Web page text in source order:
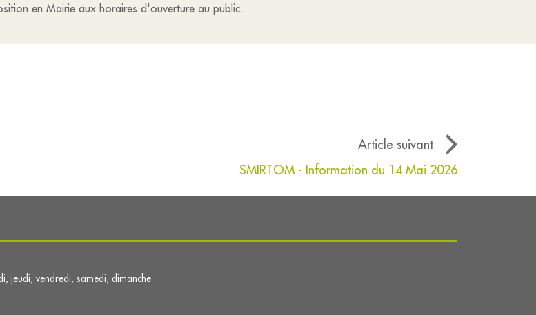
en Mairie aux horaires d'ouverture au public.
Article suivant
SMIRTOM - Information du 14 Mai 2026
jeudi, vendredi, samedi, dimanche :